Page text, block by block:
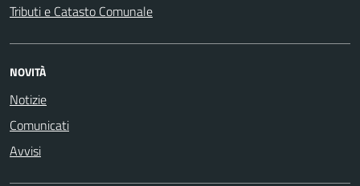
Tributi e Catasto Comunale
NOVITÀ
Notizie
Comunicati
Avvisi